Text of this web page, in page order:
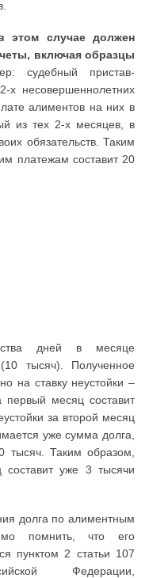
этом случае должен
включая образцы
судебный пристав-
х несовершеннолетних
алиментов на них в
из тех 2-х месяцев, в
обязательств. Таким
платежам составит 20
дней в месяце
тысяч). Полученное
на ставку неустойки –
месяц составит
за второй месяц
уже сумма долга,
тысяч. Таким образом,
уже 3 тысячи
долга по алиментным
помнить, что его
пунктом 2 статьи 107
Федерации,